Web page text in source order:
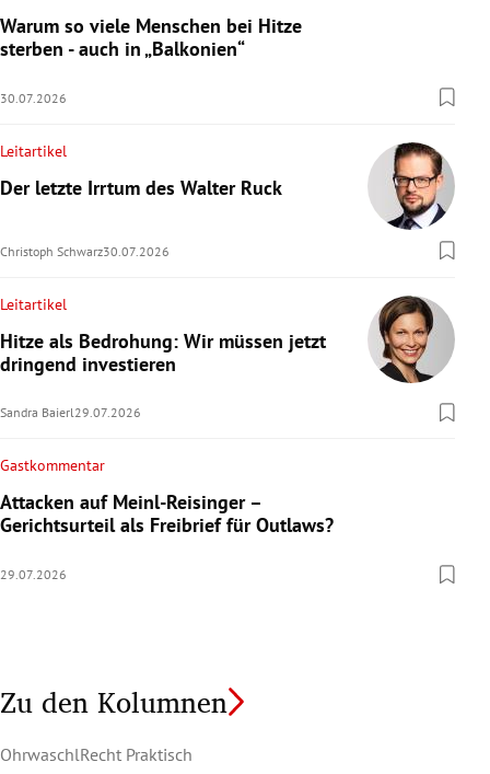
Warum so viele Menschen bei Hitze
sterben - auch in „Balkonien“
30.07.2026
Leitartikel
Der letzte Irrtum des Walter Ruck
Christoph Schwarz30.07.2026
Leitartikel
Hitze als Bedrohung: Wir müssen jetzt
dringend investieren
Sandra Baierl29.07.2026
Gastkommentar
Attacken auf Meinl-Reisinger –
Gerichtsurteil als Freibrief für Outlaws?
29.07.2026
Zu den Kolumnen
OhrwaschlRecht Praktisch